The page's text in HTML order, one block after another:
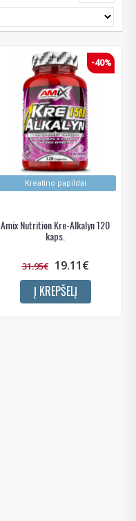
Kreatino papildai
-40%
Amix Nutrition Kre-Alkalyn 120
kaps.
31.95€ 19.11€
Į KREPŠELĮ